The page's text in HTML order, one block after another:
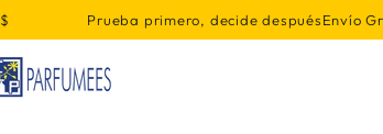
Prueba primero, decide despuésEnvío